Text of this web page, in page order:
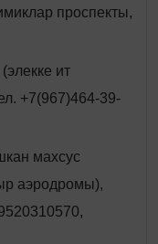
проспекты,
ит
+7(967)464-39-
махсус
аэродромы),